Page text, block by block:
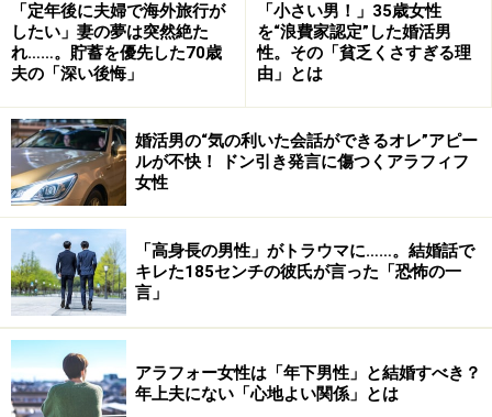
翌年は出産があったため行かずにすんだが、それ以降、
毎年、夫の実家行きは苦痛だった。年末が近くなると、
「今年は行かなくていいでしょ」「いや、行かないとダ
メだよ」と夫との攻防戦が繰り広げられた。
「父が入院したときがあって、それでも夫は実家に帰る
という。私は『あなたはふだんやさしいのに、実家行き
だけは頑なだね。親が入院している私の気持ちなんてま
ったく想像できないのね』と言ってしまいました。する
と夫は『きみには実家なんて、もうないんだよ。○○家の
人間なんだから』と。なんだかとても悲しかった。娘に
はそんな思いをさせたくないと真剣に思いました」
「定年後に夫婦で海外旅行が
したい」妻の夢は突然絶た
れ……。貯蓄を優先した70歳
夫の「深い後悔」
「小さい男！」35歳女性
を“浪費家認定”した婚活男
性。その「貧乏くさすぎる理
由」とは
婚活男の“気の利いた会話ができるオレ”アピー
ルが不快！ ドン引き発言に傷つくアラフィフ
女性
「高身長の男性」がトラウマに……。結婚話で
キレた185センチの彼氏が言った「恐怖の一
言」
アラフォー女性は「年下男性」と結婚すべき？
年上夫にない「心地よい関係」とは